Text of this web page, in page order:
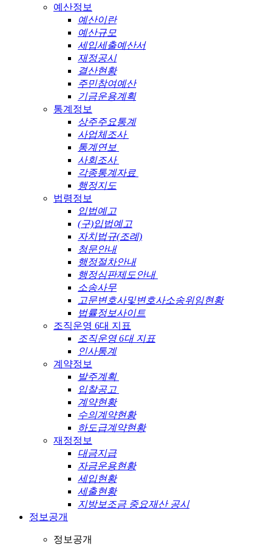
예산정보
예산이란
예산규모
세입세출예산서
재정공시
결산현황
주민참여예산
기금운용계획
통계정보
상주주요통계
사업체조사
통계연보
사회조사
각종통계자료
행정지도
법령정보
입법예고
(구)입법예고
자치법규(조례)
청문안내
행정절차안내
행정심판제도안내
소송사무
고문변호사및변호사소송위임현황
법률정보사이트
조직운영 6대 지표
조직운영 6대 지표
인사통계
계약정보
발주계획
입찰공고
계약현황
수의계약현황
하도급계약현황
재정정보
대금지급
자금운용현황
세입현황
세출현황
지방보조금 중요재산 공시
정보공개
정보공개